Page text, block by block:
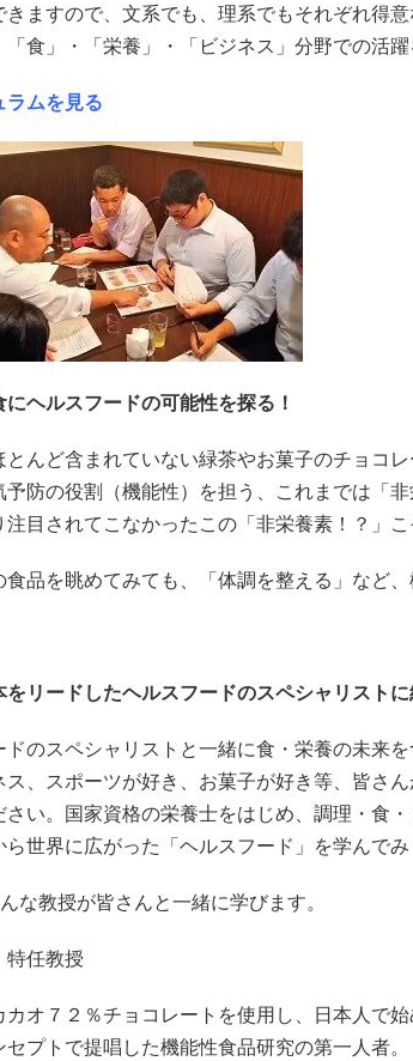
きますので、文系でも、理系でもそれぞれ得
食」・「栄養」・「ビジネス」分野での活躍
ラムを見る
にヘルスフードの可能性を探る！
とんど含まれていない緑茶やお菓子のチョコ
予防の役割（機能性）を担う、これまでは「
注目されてこなかったこの「非栄養素！？」
食品を眺めてみても、「体調を整える」など
をリードしたヘルスフードのスペシャリストに
ドのスペシャリストと一緒に食・栄養の未来
ス、スポーツが好き、お菓子が好き等、皆さ
さい。国家資格の栄養士をはじめ、調理・食
ら世界に広がった「ヘルスフード」を学んでみ
な教授が皆さんと一緒に学びます。
任教授
カオ７２％チョコレートを使用し、日本人で
セプトで提唱した機能性食品研究の第一人者。